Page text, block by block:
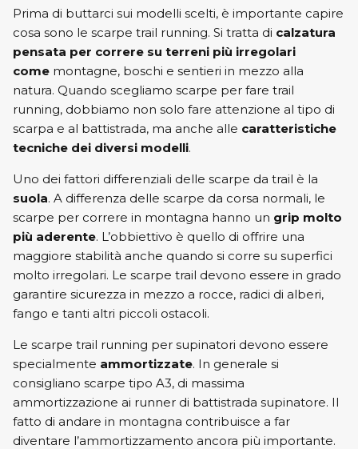
Prima di buttarci sui modelli scelti, è importante capire
cosa sono le scarpe trail running. Si tratta di calzatura
pensata per correre su terreni più irregolari
come montagne, boschi e sentieri in mezzo alla
natura. Quando scegliamo scarpe per fare trail
running, dobbiamo non solo fare attenzione al tipo di
scarpa e al battistrada, ma anche alle caratteristiche
tecniche dei diversi modelli.
Uno dei fattori differenziali delle scarpe da trail è la
suola. A differenza delle scarpe da corsa normali, le
scarpe per correre in montagna hanno un grip molto
più aderente. L’obbiettivo è quello di offrire una
maggiore stabilità anche quando si corre su superfici
molto irregolari. Le scarpe trail devono essere in grado
garantire sicurezza in mezzo a rocce, radici di alberi,
fango e tanti altri piccoli ostacoli.
Le scarpe trail running per supinatori devono essere
specialmente ammortizzate. In generale si
consigliano scarpe tipo A3, di massima
ammortizzazione ai runner di battistrada supinatore. Il
fatto di andare in montagna contribuisce a far
diventare l’ammortizzamento ancora più importante.